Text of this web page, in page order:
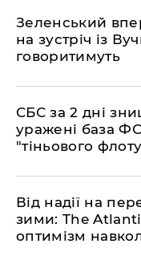
​Зеленський
на зустріч із
говоритимуть
​СБС за 2 дні
уражені база
"тіньового
​Від надії на
зими: The
оптимізм